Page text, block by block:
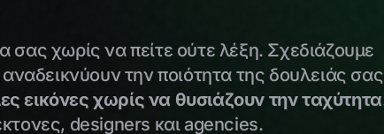
σας χωρίς να πείτε ούτε λέξη. Σχεδιάζουμε
την ποιότητα της δουλειάς σας
εικόνες χωρίς να θυσιάζουν την ταχύτητα
designers και agencies.